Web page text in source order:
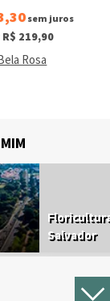
sem juros
219,90
Salvador